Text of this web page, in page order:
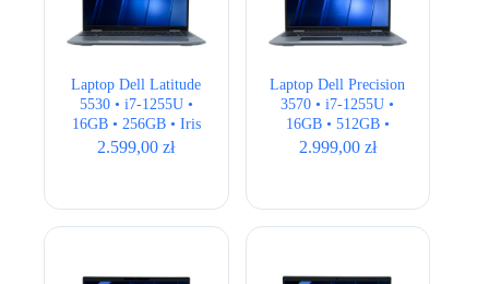
Laptop Dell Latitude
5530 • i7-1255U •
16GB • 256GB • Iris
Xe • 15,6 ” Full HD
2.599,00zł
Laptop Dell Precision
3570 • i7-1255U •
16GB • 512GB •
Quadro T550 • 15,6″
2.999,00 zł